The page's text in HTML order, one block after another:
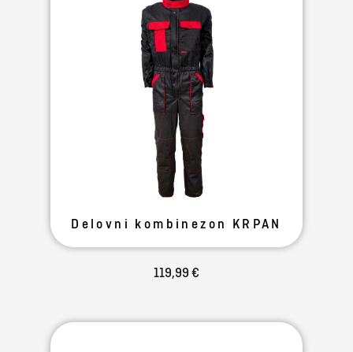
Delovni kombinezon KRPAN
119,99 €